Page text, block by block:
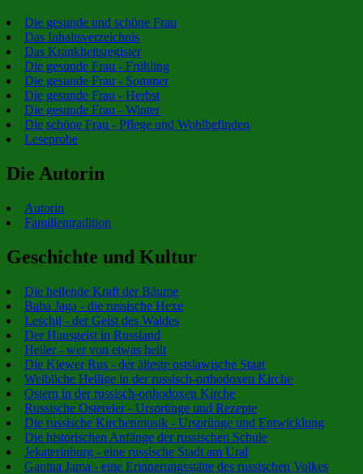
Die gesunde und schöne Frau
Das Inhaltsverzeichnis
Das Krankheitsregister
Die gesunde Frau - Frühling
Die gesunde Frau - Sommer
Die gesunde Frau - Herbst
Die gesunde Frau - Winter
Die schöne Frau - Pflege und Wohlbefinden
Leseprobe
Die Autorin
Autorin
Familientradition
Geschichte und Kultur
Die heilende Kraft der Bäume
Baba Jaga - die russische Hexe
Leschij - der Geist des Waldes
Der Hausgeist in Russland
Heiler - wer von etwas heilt
Die Kiewer Rus - der älteste ostslawische Staat
Weibliche Heilige in der russisch-orthodoxen Kirche
Ostern in der russisch-orthodoxen Kirche
Russische Ostereier - Ursprünge und Rezepte
Die russische Kirchenmusik - Ursprünge und Entwicklung
Die historischen Anfänge der russischen Schule
Jekaterinburg - eine russische Stadt am Ural
Ganina Jama - eine Erinnerungsstätte des russischen Volkes